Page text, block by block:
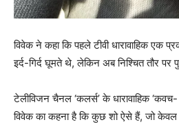
विवेक ने कहा कि पहले टीवी धारावाहिक एक
इर्द-गिर्द घूमते थे, लेकिन अब निश्चित तौर पर
टेलीविजन चैनल ‘कलर्स’ के धारावाहिक
विवेक का कहना है कि कुछ शो ऐसे हैं, जो केवल